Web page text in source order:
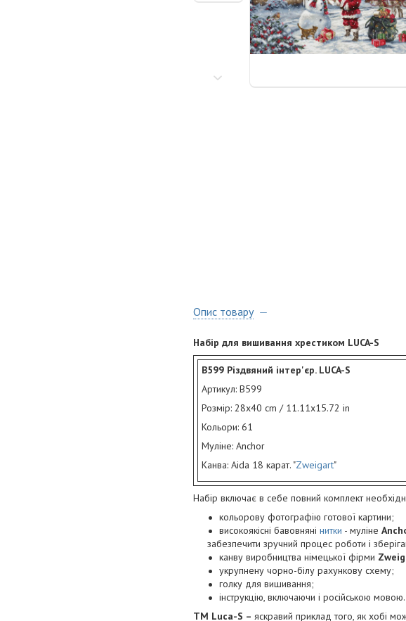
Опис товару
Набір для вишивання хрестиком LUCA-S
B599 Різдвяний інтер'єр. LUCA-S
Артикул: B599
Розмір: 28x40 cm / 11.11x15.72 in
Кольори: 61
Муліне: Anchor
Канва: Aida 18 карат. "Zweigart"
Набір включає в себе повний комплект
кольорову фотографію готової картини;
високоякісні бавовняні нитки - муліне
забезпечити зручний процес роботи і
канву виробництва німецької фірми
укрупнену чорно-білу рахункову схему;
голку для вишивання;
інструкцію, включаючи і російською мовою.
ТМ Luca-S – яскравий приклад того, як хобі